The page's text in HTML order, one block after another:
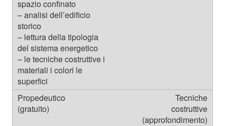
Tecniche
costruttive
(approfondimento)